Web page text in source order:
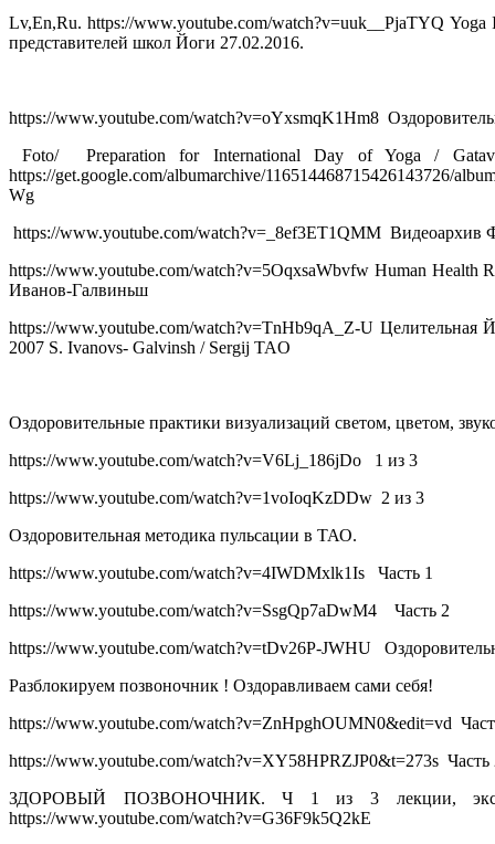
Lv,En,Ru. https://www.youtube.com/watch?v=uuk__PjaTYQ
представителей школ Йоги 27.02.2016.
https://www.youtube.com/watch?v=oYxsmqK1Hm8
Foto/ Preparation for International Day of Yoga /
https://get.google.com/albumarchive/116514468715426143726/
Wg
https://www.youtube.com/watch?v=_8ef3ET1QMM Видеоархив
https://www.youtube.com/watch?v=5OqxsaWbvfw Human Health
Иванов-Галвиньш
https://www.youtube.com/watch?v=TnHb9qA_Z-U
2007 S. Ivanovs- Galvinsh / Sergij TAO
Оздоровительные практики визуализаций светом, цветом,
https://www.youtube.com/watch?v=V6Lj_186jDo 1 из 3
https://www.youtube.com/watch?v=1voIoqKzDDw 2 из 3
Оздоровительная методика пульсации в ТАО.
https://www.youtube.com/watch?v=4IWDMxlk1Is Часть 1
https://www.youtube.com/watch?v=SsgQp7aDwM4 Часть 2
https://www.youtube.com/watch?v=tDv26P-JWHU
Разблокируем позвоночник ! Оздоравливаем сами себя!
https://www.youtube.com/watch?v=ZnHpghOUMN0&edit=vd
https://www.youtube.com/watch?v=XY58HPRZJP0&t=273s Часть
ЗДОРОВЫЙ ПОЗВОНОЧНИК. Ч 1 из 3 лекции,
https://www.youtube.com/watch?v=G36F9k5Q2kE